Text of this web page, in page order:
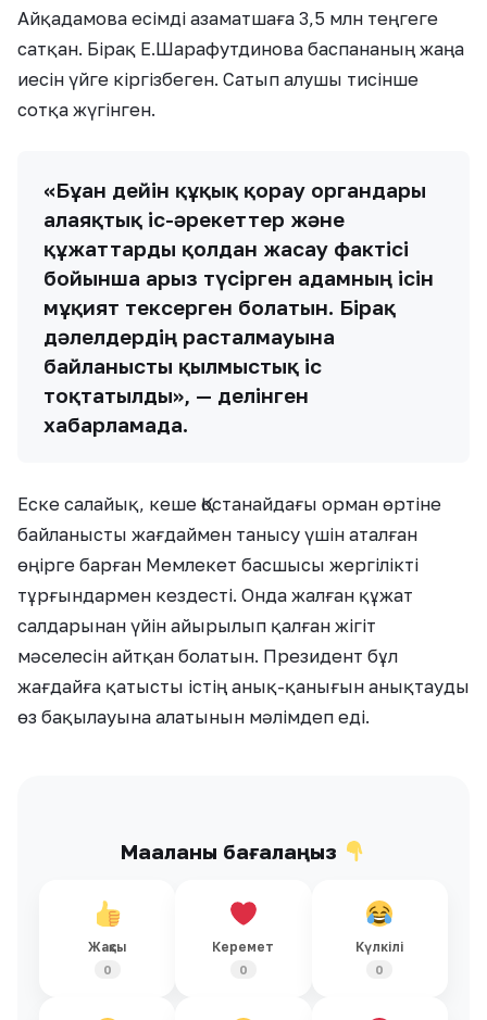
Айқадамова есімді азаматшаға 3,5 млн теңгеге
сатқан. Бірақ Е.Шарафутдинова баспананың жаңа
иесін үйге кіргізбеген. Сатып алушы тисінше
сотқа жүгінген.
«Бұған дейін құқық қорғау органдары
алаяқтық іс-әрекеттер және
құжаттарды қолдан жасау фактісі
бойынша арыз түсірген адамның ісін
мұқият тексерген болатын. Бірақ
дәлелдердің расталмауына
байланысты қылмыстық іс
тоқтатылды», — делінген
хабарламада.
Еске салайық, кеше Қостанайдағы орман өртіне
байланысты жағдаймен танысу үшін аталған
өңірге барған Мемлекет басшысы жергілікті
тұрғындармен кездесті. Онда жалған құжат
салдарынан үйін айырылып қалған жігіт
мәселесін айтқан болатын. Президент бұл
жағдайға қатысты істің анық-қанығын анықтауды
өз бақылауына алатынын мәлімдеп еді.
Мақаланы бағалаңыз
Жақсы
0
Керемет
0
Күлкілі
0